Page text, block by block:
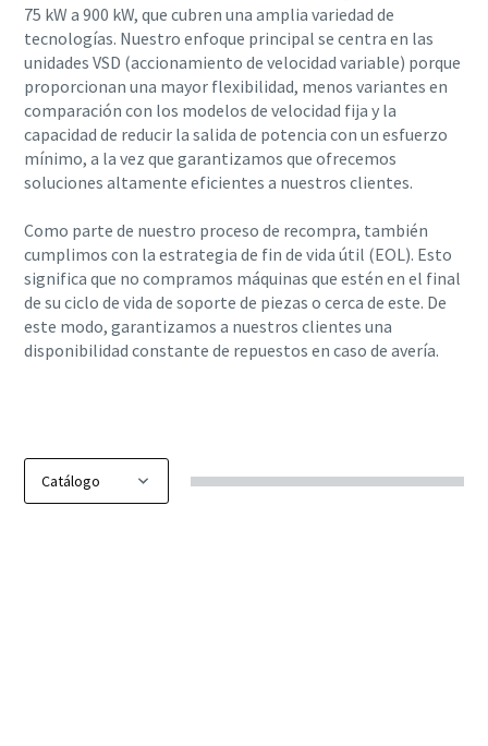
75 kW a 900 kW, que cubren una amplia variedad de
tecnologías. Nuestro enfoque principal se centra en las
unidades VSD (accionamiento de velocidad variable) porque
proporcionan una mayor flexibilidad, menos variantes en
comparación con los modelos de velocidad fija y la
capacidad de reducir la salida de potencia con un esfuerzo
mínimo, a la vez que garantizamos que ofrecemos
soluciones altamente eficientes a nuestros clientes.
Como parte de nuestro proceso de recompra, también
cumplimos con la estrategia de fin de vida útil (EOL). Esto
significa que no compramos máquinas que estén en el final
de su ciclo de vida de soporte de piezas o cerca de este. De
este modo, garantizamos a nuestros clientes una
disponibilidad constante de repuestos en caso de avería.